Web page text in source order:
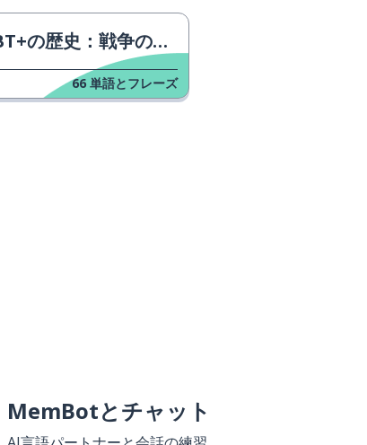
の歴史：戦争の世界
66 単語とフレーズ
MemBotとチャット